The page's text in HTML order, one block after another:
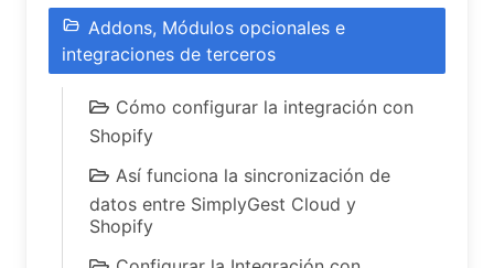
Addons, Módulos opcionales e
integraciones de terceros
Cómo configurar la integración con
Shopify
Así funciona la sincronización de
datos entre SimplyGest Cloud y
Shopify